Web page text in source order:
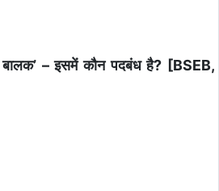
– इसमें कौन पदबंध है? [BSEB,